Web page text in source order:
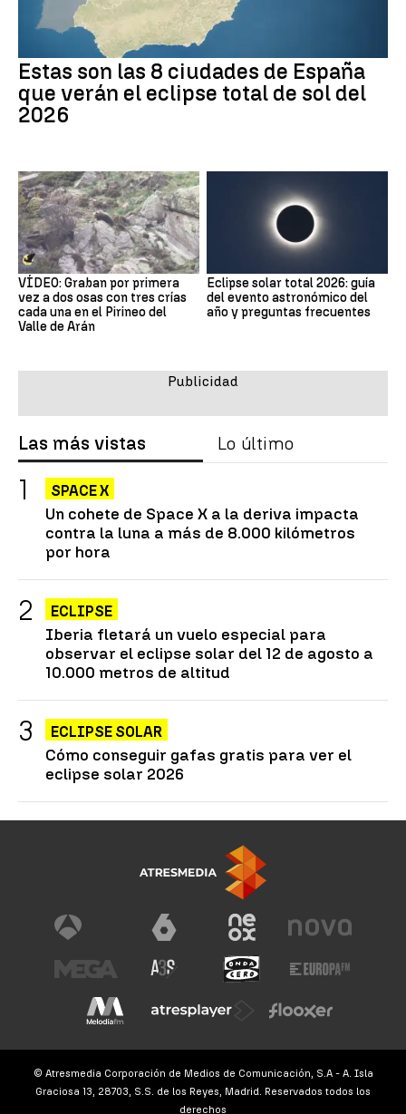
Estas son las 8 ciudades de España
que verán el eclipse total de sol del
2026
VÍDEO: Graban por primera
vez a dos osas con tres crías
cada una en el Pirineo del
Valle de Arán
Eclipse solar total 2026: guía
del evento astronómico del
año y preguntas frecuentes
Las más vistas Lo último
SPACE X
Un cohete de Space X a la deriva impacta
contra la luna a más de 8.000 kilómetros
por hora
ECLIPSE
Iberia fletará un vuelo especial para
observar el eclipse solar del 12 de agosto a
10.000 metros de altitud
ECLIPSE SOLAR
Cómo conseguir gafas gratis para ver el
eclipse solar 2026
© Atresmedia Corporación de Medios de Comunicación, S.A - A. Isla
Graciosa 13, 28703, S.S. de los Reyes, Madrid. Reservados todos los
derechos